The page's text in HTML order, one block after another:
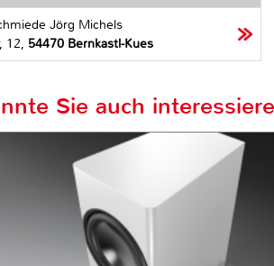
Jörg Michels
12, 54470 Bernkastl-Kues
Sie auch